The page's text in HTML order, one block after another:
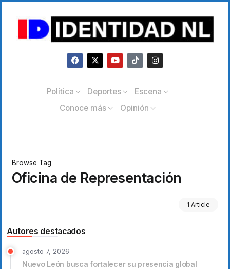
Política Deportes
Escena
Conoce más
Opinión
Browse Tag
Oficina de Representación
1 Article
Autores destacados
agosto 7, 2026
Nuevo León busca fortalecer su presencia global